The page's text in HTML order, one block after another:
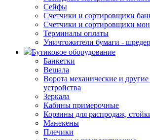
Сейфы
Счетчики и сортировщики
Счетчики и сортировщики
Терминалы оплаты
Уничтожители бумаги -
Бутиковое оборудование
Банкетки
Вешала
Ворота механические и
устройства
Зеркала
Кабины примерочные
Корзины для распродаж,
Манекены
Плечики